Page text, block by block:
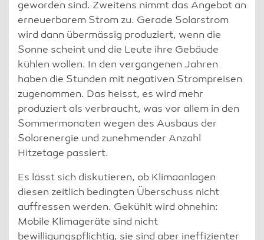
geworden sind. Zweitens nimmt das Angebot an
erneuerbarem Strom zu. Gerade Solarstrom
wird dann übermässig produziert, wenn die
Sonne scheint und die Leute ihre Gebäude
kühlen wollen. In den vergangenen Jahren
haben die Stunden mit negativen Strompreisen
zugenommen. Das heisst, es wird mehr
produziert als verbraucht, was vor allem in den
Sommermonaten wegen des Ausbaus der
Solarenergie und zunehmender Anzahl
Hitzetage passiert.
Es lässt sich diskutieren, ob Klimaanlagen
diesen zeitlich bedingten Überschuss nicht
auffressen werden. Gekühlt wird ohnehin:
Mobile Klimageräte sind nicht
bewilligungspflichtig, sie sind aber ineffizienter